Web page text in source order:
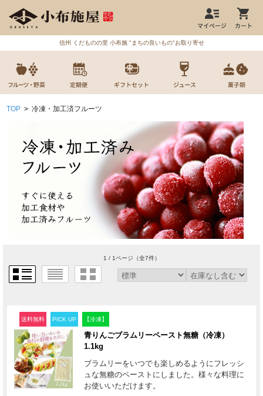
信州 くだものの里 小布施 "まちの良いもの"お取り寄せ
TOP > 冷凍・加工済フルーツ
1 / 1ページ （全7件）
送料無料 PICK UP 【冷凍】
青りんごブラムリーペースト無糖（冷凍）
1.1kg
ブラムリーをいつでも楽しめるようにフレッシ
ュな無糖のペーストにしました。様々な料理に
お使いいただけます。